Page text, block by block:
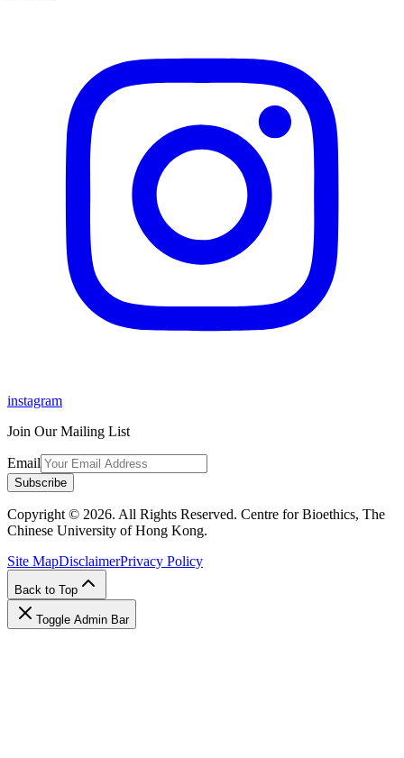
instagram
Join Our Mailing List
Email
Subscribe
Copyright © 2026. All Rights Reserved. Centre for Bioethics, The
Chinese University of Hong Kong.
Site MapDisclaimerPrivacy Policy
Back to Top
Toggle Admin Bar